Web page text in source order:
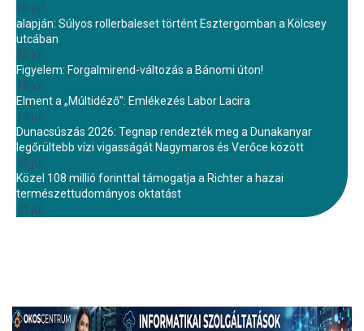
20 júl.
alapján: Súlyos rollerbaleset történt Esztergomban a Kölcsey
utcában
20 júl.
Figyelem: Forgalmirend-változás a Bánomi úton!
16 júl.
Elment a „Múltidéző”: Emlékezés Labor Lacira
13 júl.
Dunacsúszás 2026: Tegnap rendezték meg a Dunakanyar
legőrültebb vízi vigasságát Nagymaros és Verőce között
12 júl.
Közel 108 millió forinttal támogatja a Richter a hazai
természettudományos oktatást
11 júl.